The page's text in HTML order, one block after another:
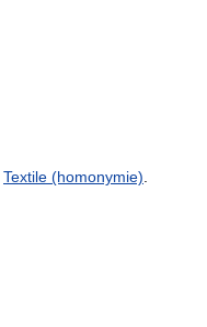
Textile (homonymie)